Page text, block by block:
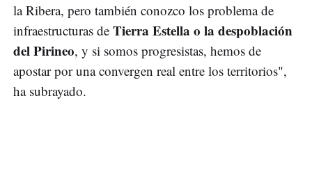
la Ribera, pero también conozco los problema de
infraestructuras de Tierra Estella o la despoblación
del Pirineo, y si somos progresistas, hemos de
apostar por una convergen real entre los territorios",
ha subrayado.